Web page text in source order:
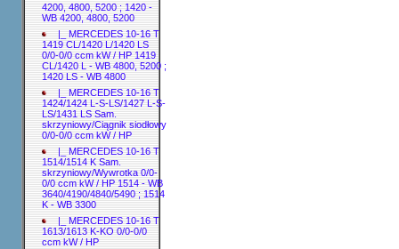
4200, 4800, 5200 ; 1420 -
WB 4200, 4800, 5200
|_ MERCEDES 10-16 T
1419 CL/1420 L/1420 LS
0/0-0/0 ccm kW / HP 1419
CL/1420 L - WB 4800, 5200 ;
1420 LS - WB 4800
|_ MERCEDES 10-16 T
1424/1424 L-S-LS/1427 L-S-
LS/1431 LS Sam.
skrzyniowy/Ciągnik siodłowy
0/0-0/0 ccm kW / HP
|_ MERCEDES 10-16 T
1514/1514 K Sam.
skrzyniowy/Wywrotka 0/0-
0/0 ccm kW / HP 1514 - WB
3640/4190/4840/5490 ; 1514
K - WB 3300
|_ MERCEDES 10-16 T
1613/1613 K-KO 0/0-0/0
ccm kW / HP